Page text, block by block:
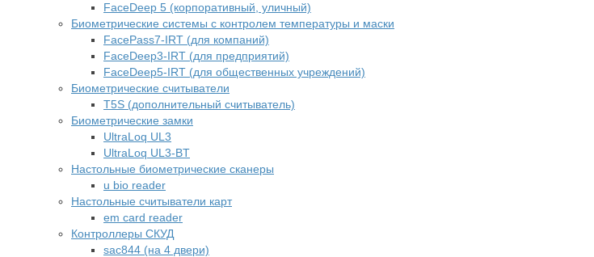
FaceDeep 5 (корпоративный, уличный)
Биометрические системы с контролем температуры и маски
FacePass7-IRT (для компаний)
FaceDeep3-IRT (для предприятий)
FaceDeep5-IRT (для общественных учреждений)
Биометрические считыватели
T5S (дополнительный считыватель)
Биометрические замки
UltraLoq UL3
UltraLoq UL3-BT
Настольные биометрические сканеры
u bio reader
Настольные считыватели карт
em card reader
Контроллеры СКУД
sac844 (на 4 двери)